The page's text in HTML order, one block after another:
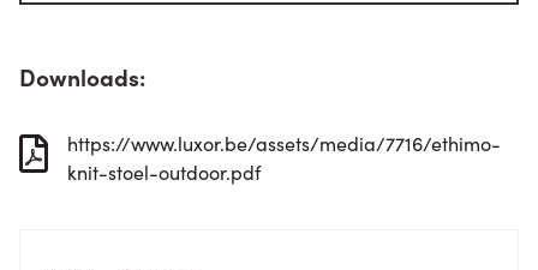
Downloads:
https://www.luxor.be/assets/media/7716/ethimo-
knit-stoel-outdoor.pdf